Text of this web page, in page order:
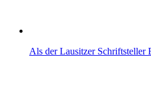
Als der Lausitzer